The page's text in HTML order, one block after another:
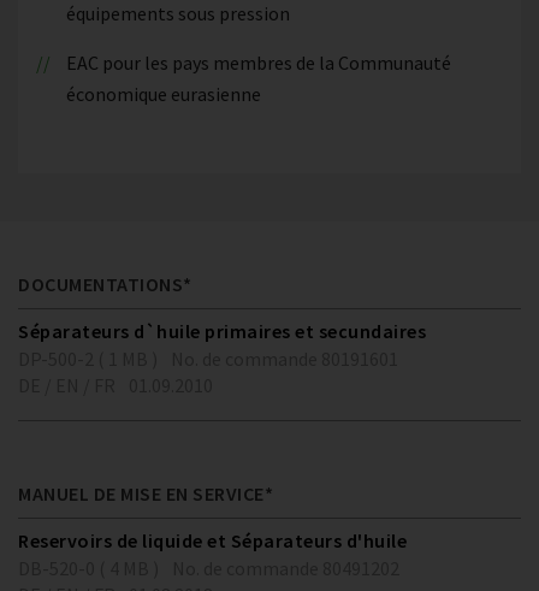
équipements sous pression
EAC pour les pays membres de la Communauté
économique eurasienne
DOCUMENTATIONS*
Séparateurs d`huile primaires et secundaires
MANUEL DE MISE EN SERVICE*
Reservoirs de liquide et Séparateurs d'huile